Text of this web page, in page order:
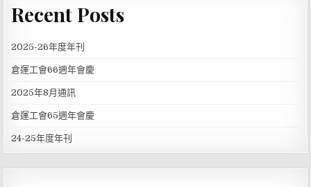
Recent Posts
2025-26年度年刊
倉運工會66週年會慶
2025年8月通訊
倉運工會65週年會慶
24-25年度年刊